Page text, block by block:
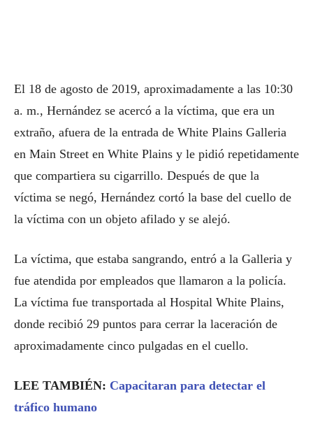
El 18 de agosto de 2019, aproximadamente a las 10:30
a. m., Hernández se acercó a la víctima, que era un
extraño, afuera de la entrada de White Plains Galleria
en Main Street en White Plains y le pidió repetidamente
que compartiera su cigarrillo. Después de que la
víctima se negó, Hernández cortó la base del cuello de
la víctima con un objeto afilado y se alejó.
La víctima, que estaba sangrando, entró a la Galleria y
fue atendida por empleados que llamaron a la policía.
La víctima fue transportada al Hospital White Plains,
donde recibió 29 puntos para cerrar la laceración de
aproximadamente cinco pulgadas en el cuello.
LEE TAMBIÉN: Capacitaran para detectar el
tráfico humano